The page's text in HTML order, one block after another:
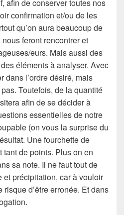
afin de conserver toutes nos
confirmation et/ou de les
qu’on aura beaucoup de
feront rencontrer et
eurs. Mais aussi des
éléments à analyser. Avec
dans l’ordre désiré, mais
Toutefois, de la quantité
afin de se décider à
essentielles de notre
(on vous la surprise du
Une fourchette de
de points. Plus on en
sa note. Il ne faut tout de
et précipitation, car à vouloir
d’être erronée. Et dans